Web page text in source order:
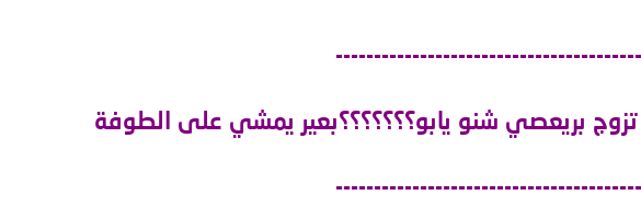
بريعصي شنو يابو؟؟؟؟؟؟؟بعير يمشي على الطوفة